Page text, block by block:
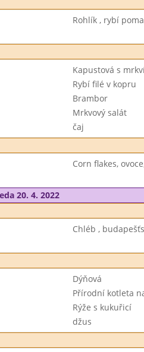
Rohlík , rybí
Kapustová s
Rybí filé v kopru
Brambor
Mrkvový salát
čaj
Corn flakes,
20. 4. 2022
Chléb ,
Dýňová
Přírodní kotleta
Rýže s kukuřicí
džus